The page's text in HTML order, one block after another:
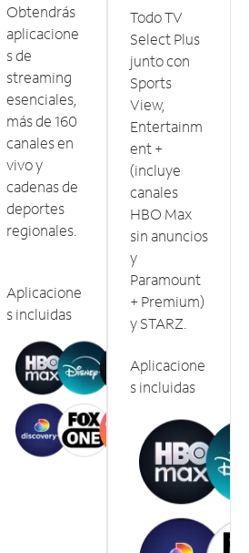
Obtendrás
aplicacione
s de
streaming
esenciales,
más de 160
canales en
vivo y
cadenas de
deportes
regionales.
Aplicacione
s incluidas
Todo TV
Select Plus
junto con
Sports
View,
Entertainm
ent +
(incluye
canales
HBO Max
sin anuncios
y
Paramount
+ Premium)
y STARZ.
Aplicacione
s incluidas